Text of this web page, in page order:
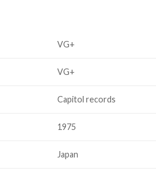
VG+
VG+
Capitol records
1975
Japan